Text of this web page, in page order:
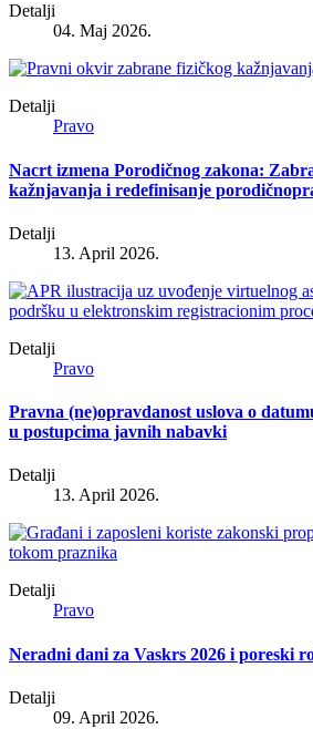
Detalji
04. Maj 2026.
Detalji
Pravo
Nacrt izmena Porodičnog zakona:
kažnjavanja i redefinisanje
Detalji
13. April 2026.
Detalji
Pravo
Pravna (ne)opravdanost uslova o
u postupcima javnih nabavki
Detalji
13. April 2026.
Detalji
Pravo
Neradni dani za Vaskrs 2026 i poreski
Detalji
09. April 2026.